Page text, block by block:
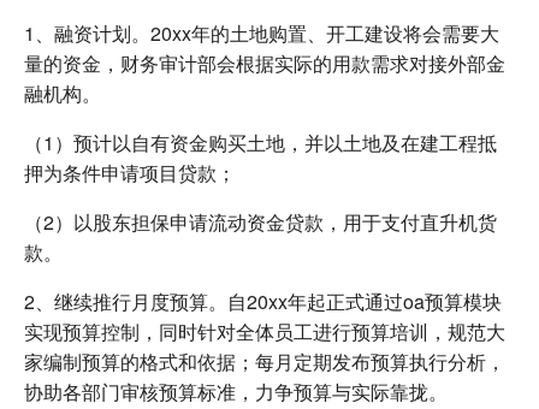
1、融资计划。20xx年的土地购置、开工建设将会需要大
量的资金，财务审计部会根据实际的用款需求对接外部金
融机构。
（1）预计以自有资金购买土地，并以土地及在建工程抵
押为条件申请项目贷款；
（2）以股东担保申请流动资金贷款，用于支付直升机货
款。
2、继续推行月度预算。自20xx年起正式通过oa预算模块
实现预算控制，同时针对全体员工进行预算培训，规范大
家编制预算的格式和依据；每月定期发布预算执行分析，
协助各部门审核预算标准，力争预算与实际靠拢。